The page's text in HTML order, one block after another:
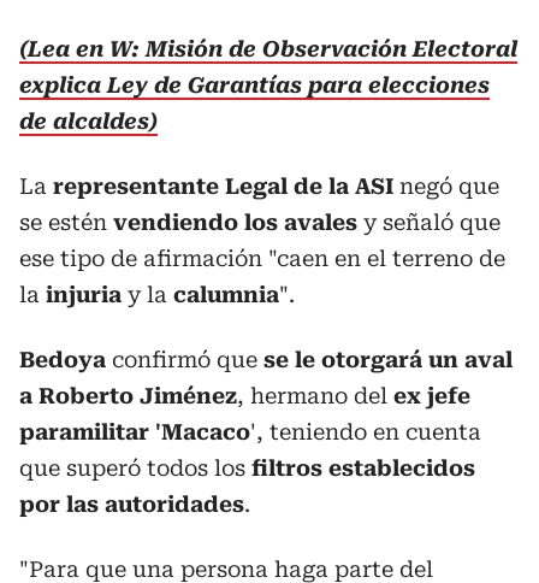
(Lea en W: Misión de Observación Electoral
explica Ley de Garantías para elecciones
de alcaldes)
La representante Legal de la ASI negó que
se estén vendiendo los avales y señaló que
ese tipo de afirmación "caen en el terreno de
la injuria y la calumnia".
Bedoya confirmó que se le otorgará un aval
a Roberto Jiménez, hermano del ex jefe
paramilitar 'Macaco', teniendo en cuenta
que superó todos los filtros establecidos
por las autoridades.
"Para que una persona haga parte del